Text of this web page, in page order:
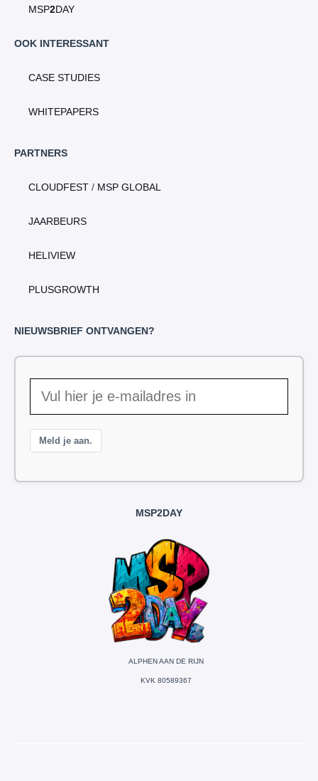
MSP2DAY
OOK INTERESSANT
CASE STUDIES
WHITEPAPERS
PARTNERS
CLOUDFEST / MSP GLOBAL
JAARBEURS
HELIVIEW
PLUSGROWTH
NIEUWSBRIEF ONTVANGEN?
Meld je aan.
MSP2DAY
ALPHEN AAN DE RIJN
KVK 80589367